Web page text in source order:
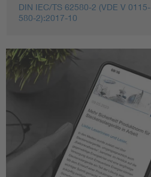
DIN IEC/TS 62580-2 (VDE V 0115-
580-2):2017-10